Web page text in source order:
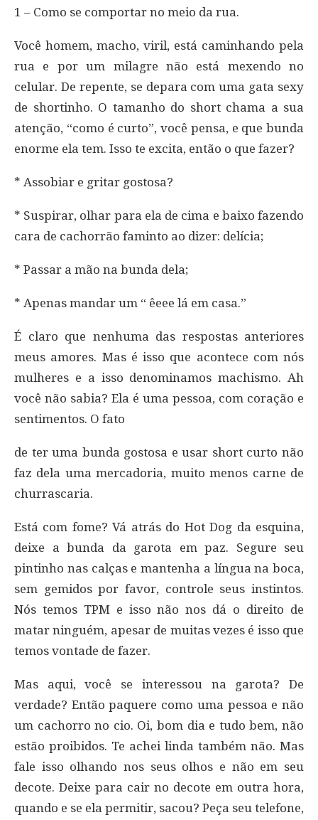
1 – Como se comportar no meio da rua.
Você homem, macho, viril, está caminhando pela
rua e por um milagre não está mexendo no
celular. De repente, se depara com uma gata sexy
de shortinho. O tamanho do short chama a sua
atenção, “como é curto”, você pensa, e que bunda
enorme ela tem. Isso te excita, então o que fazer?
* Assobiar e gritar gostosa?
* Suspirar, olhar para ela de cima e baixo fazendo
cara de cachorrão faminto ao dizer: delícia;
* Passar a mão na bunda dela;
* Apenas mandar um “ êeee lá em casa.”
É claro que nenhuma das respostas anteriores
meus amores. Mas é isso que acontece com nós
mulheres e a isso denominamos machismo. Ah
você não sabia? Ela é uma pessoa, com coração e
sentimentos. O fato
de ter uma bunda gostosa e usar short curto não
faz dela uma mercadoria, muito menos carne de
churrascaria.
Está com fome? Vá atrás do Hot Dog da esquina,
deixe a bunda da garota em paz. Segure seu
pintinho nas calças e mantenha a língua na boca,
sem gemidos por favor, controle seus instintos.
Nós temos TPM e isso não nos dá o direito de
matar ninguém, apesar de muitas vezes é isso que
temos vontade de fazer.
Mas aqui, você se interessou na garota? De
verdade? Então paquere como uma pessoa e não
um cachorro no cio. Oi, bom dia e tudo bem, não
estão proibidos. Te achei linda também não. Mas
fale isso olhando nos seus olhos e não em seu
decote. Deixe para cair no decote em outra hora,
quando e se ela permitir, sacou? Peça seu telefone,